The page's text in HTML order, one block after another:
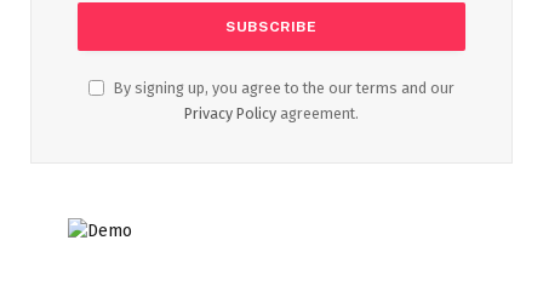
By signing up, you agree to the our terms and our
Privacy Policy agreement.